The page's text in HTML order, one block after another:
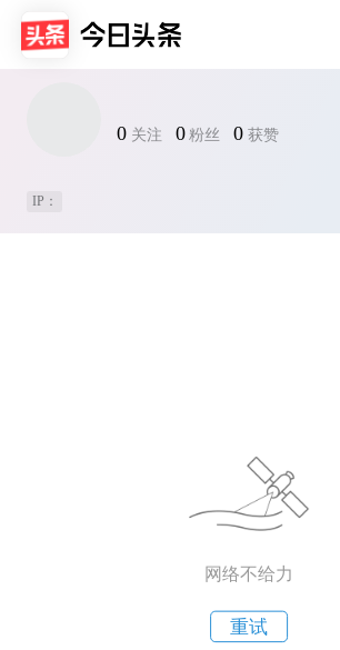
0 关注 0 粉丝 0 获赞
IP：
网络不给力
重试